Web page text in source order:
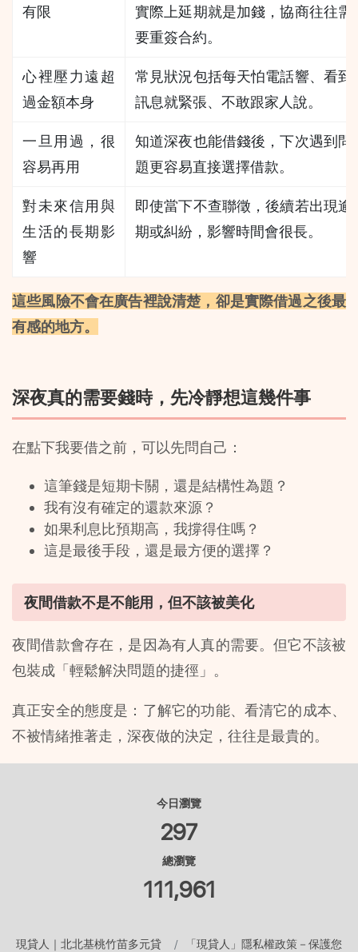
有限
實際上延期就是加錢，協商往往需
要重簽合約。
心裡壓力遠超
過金額本身
常見狀況包括每天怕電話響、看到
訊息就緊張、不敢跟家人說。
一旦用過，很
容易再用
知道深夜也能借錢後，下次遇到問
題更容易直接選擇借款。
對未來信用與
生活的長期影
響
即使當下不查聯徵，後續若出現逾
期或糾紛，影響時間會很長。
這些風險不會在廣告裡說清楚，卻是實際借過之後最
有感的地方。
深夜真的需要錢時，先冷靜想這幾件事
在點下我要借之前，可以先問自己：
這筆錢是短期卡關，還是結構性為題？
我有沒有確定的還款來源？
如果利息比預期高，我撐得住嗎？
這是最後手段，還是最方便的選擇？
夜間借款不是不能用，但不該被美化
夜間借款會存在，是因為有人真的需要。但它不該被
包裝成「輕鬆解決問題的捷徑」。
真正安全的態度是：了解它的功能、看清它的成本、
不被情緒推著走，深夜做的決定，往往是最貴的。
今日瀏覽
297
總瀏覽
111,961
現貸人｜北北基桃竹苗多元貸 「現貸人」隱私權政策－保護您